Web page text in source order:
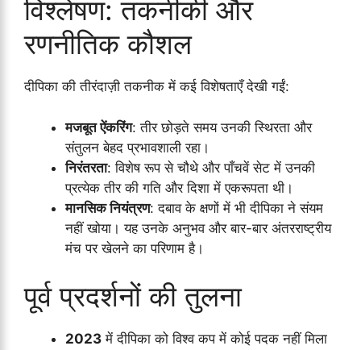
विश्लेषण: तकनीकी और
रणनीतिक कौशल
दीपिका की तीरंदाज़ी तकनीक में कई विशेषताएँ देखी गईं:
मजबूत ऐंकरिंग: तीर छोड़ते समय उनकी स्थिरता और
संतुलन बेहद प्रभावशाली रहा।
निरंतरता: विशेष रूप से चौथे और पाँचवें सेट में उनकी
प्रत्येक तीर की गति और दिशा में एकरूपता थी।
मानसिक नियंत्रण: दबाव के क्षणों में भी दीपिका ने संयम
नहीं खोया। यह उनके अनुभव और बार-बार अंतरराष्ट्रीय
मंच पर खेलने का परिणाम है।
पूर्व प्रदर्शनों की तुलना
2023 में दीपिका को विश्व कप में कोई पदक नहीं मिला